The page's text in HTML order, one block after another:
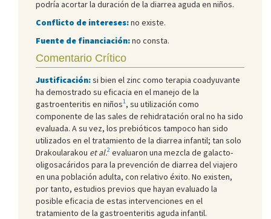
podría acortar la duración de la diarrea aguda en niños.
Conflicto de intereses:no existe.
Fuente de financiación:no consta.
Comentario Crítico
Justificación:si bien el zinc como terapia coadyuvante
ha demostrado su eficacia en el manejo de la
gastroenteritis en niños1, su utilización como
componente de las sales de rehidratación oral no ha sido
evaluada. A su vez, los prebióticos tampoco han sido
utilizados en el tratamiento de la diarrea infantil; tan solo
Drakoularakou et al.2 evaluaron una mezcla de galacto-
oligosacáridos para la prevención de diarrea del viajero
en una población adulta, con relativo éxito. No existen,
por tanto, estudios previos que hayan evaluado la
posible eficacia de estas intervenciones en el
tratamiento de la gastroenteritis aguda infantil.